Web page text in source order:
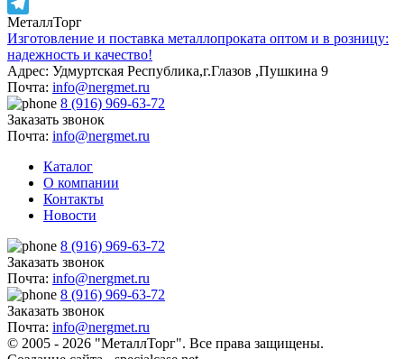
Telegram
МеталлТорг
Изготовление и поставка металлопроката оптом и в розницу:
надежность и качество!
Адрес: Удмуртская Республика,г.Глазов ,Пушкина 9
Почта: info@nergmet.ru
8 (916) 969-63-72
Заказать звонок
Почта: info@nergmet.ru
Каталог
О компании
Контакты
Новости
8 (916) 969-63-72
Заказать звонок
Почта: info@nergmet.ru
8 (916) 969-63-72
Заказать звонок
Почта: info@nergmet.ru
© 2005 - 2026 "МеталлТорг". Все права защищены.